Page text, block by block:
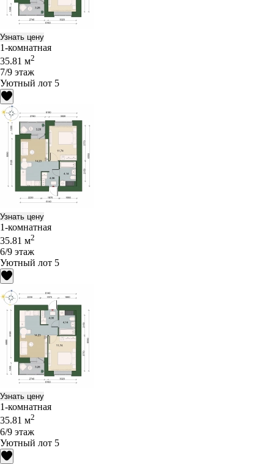
Узнать цену
1-комнатная
35.81 м2
7/9 этаж
Уютный лот 5
Узнать цену
1-комнатная
35.81 м2
6/9 этаж
Уютный лот 5
Узнать цену
1-комнатная
35.81 м2
6/9 этаж
Уютный лот 5